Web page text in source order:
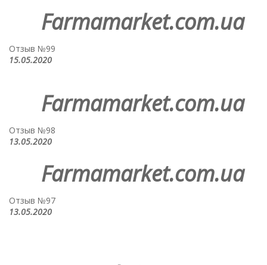
Farmamarket.com.ua
Отзыв №99
15.05.2020
Farmamarket.com.ua
Отзыв №98
13.05.2020
Farmamarket.com.ua
Отзыв №97
13.05.2020